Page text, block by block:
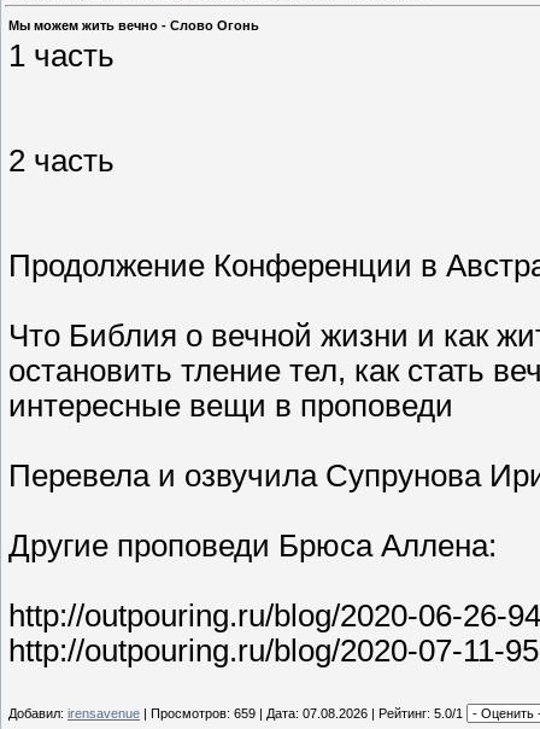
Мы можем жить вечно - Слово Огонь
1 часть
2 часть
Продолжение Конференции в
Что Библия о вечной жизни и как
остановить тление тел, как стать
интересные вещи в проповеди
Перевела и озвучила Супрунова
Другие проповеди Брюса Аллена:
http://outpouring.ru/blog/2020-06-26-
http://outpouring.ru/blog/2020-07-11-
Добавил: irensavenue | Просмотров: 659 | Дата: 07.08.2026 | Рейтинг: 5.0/1